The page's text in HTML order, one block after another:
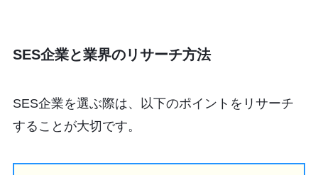
SES企業と業界のリサーチ方法
SES企業を選ぶ際は、以下のポイントをリサーチ
することが大切です。